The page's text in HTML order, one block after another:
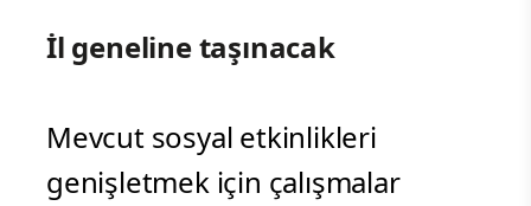
İl geneline taşınacak
Mevcut sosyal etkinlikleri
genişletmek için çalışmalar